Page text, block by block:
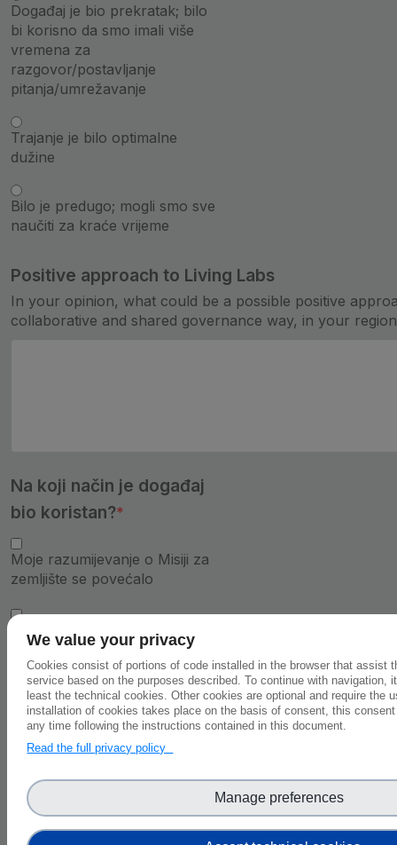
Događaj je bio prekratak; bilo
bi korisno da smo imali više
vremena za
razgovor/postavljanje
pitanja/umrežavanje
Trajanje je bilo optimalne
dužine
Bilo je predugo; mogli smo sve
naučiti za kraće vrijeme
Positive approach to Living Labs
In your opinion, what could be a possible positive
collaborative and shared governance way, in your
Na koji način je događaj
bio koristan?
Moje razumijevanje o Misiji za
zemljište se povećalo
Utvrdili smo važne izazove za
zemljište u mom regionu/zemlji
koje treba riješiti uz pomoć
misije za zemljište
Naučio/la sam nešto o ideji i
metodama živućih laboratorija
Pronašao/la sam
inspiraciju/motivaciju da se
We value your privacy
Cookies consist of portions of code installed in the browser that assist
service based on the purposes described. To continue with navigation,
least the technical cookies. Other cookies are optional and require the
installation of cookies takes place on the basis of consent, this
any time following the instructions contained in this document.
Read the full privacy policy
Manage preferences